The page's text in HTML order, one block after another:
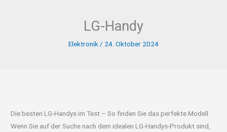
LG-Handy
Elektronik / 24. Oktober 2024
Die besten LG-Handys im Test – So finden Sie das perfekte Modell
Wenn Sie auf der Suche nach dem idealen LG-Handys-Produkt sind,